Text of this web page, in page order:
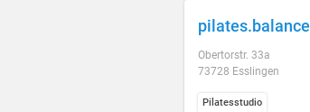
pilates.balance
Obertorstr. 33a
73728 Esslingen
Pilatesstudio